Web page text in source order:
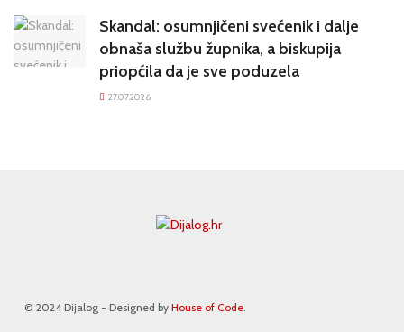
Skandal: osumnjičeni svećenik i dalje
obnaša službu župnika, a biskupija
priopćila da je sve poduzela
27.07.2026
© 2024 Dijalog - Designed by House of Code